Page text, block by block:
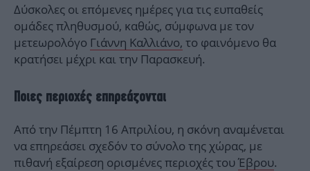
Δύσκολες οι επόμενες ημέρες για τις ευπαθείς
ομάδες πληθυσμού, καθώς, σύμφωνα με τον
μετεωρολόγο Γιάννη Καλλιάνο, το φαινόμενο θα
κρατήσει μέχρι και την Παρασκευή.
Ποιες περιοχές επηρεάζονται
Από την Πέμπτη 16 Απριλίου, η σκόνη αναμένεται
να επηρεάσει σχεδόν το σύνολο της χώρας, με
πιθανή εξαίρεση ορισμένες περιοχές τουΈβρου.